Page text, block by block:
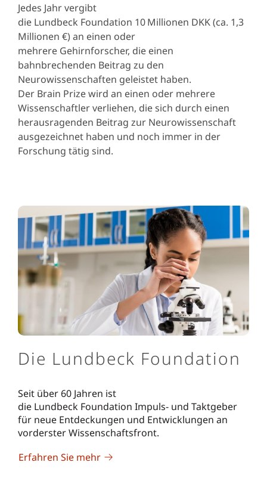
Jedes Jahr vergibt
die Lundbeck Foundation 10 Millionen DKK (ca. 1,3
Millionen €) an einen oder
mehrere Gehirnforscher, die einen
bahnbrechenden Beitrag zu den
Neurowissenschaften geleistet haben.
Der Brain Prize wird an einen oder mehrere
Wissenschaftler verliehen, die sich durch einen
herausragenden Beitrag zur Neurowissenschaft
ausgezeichnet haben und noch immer in der
Forschung tätig sind.
Die Lundbeck Foundation
Seit über 60 Jahren ist
die Lundbeck Foundation Impuls- und Taktgeber
für neue Entdeckungen und Entwicklungen an
vorderster Wissenschaftsfront.
Erfahren Sie mehr